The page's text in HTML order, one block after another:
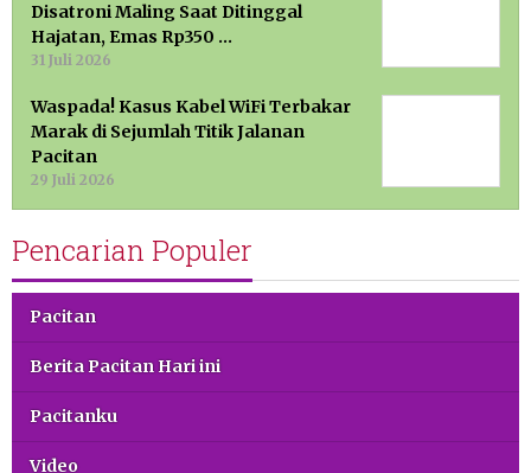
Disatroni Maling Saat Ditinggal
Hajatan, Emas Rp350 …
31 Juli 2026
Waspada! Kasus Kabel WiFi Terbakar
Marak di Sejumlah Titik Jalanan
Pacitan
29 Juli 2026
Pencarian Populer
Pacitan
Berita Pacitan Hari ini
Pacitanku
Video